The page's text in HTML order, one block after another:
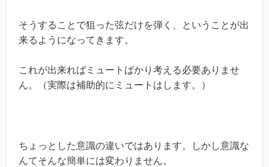
そうすることで狙った弦だけを弾く、ということが出
来るようになってきます。
これが出来ればミュートばかり考える必要ありませ
ん。（実際は補助的にミュートはします。）
ちょっとした意識の違いではあります。しかし意識な
んてそんな簡単には変わりません。